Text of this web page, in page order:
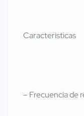
Caracteristicas
– Frecuencia de